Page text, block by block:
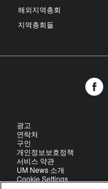
해외지역총회
지역총회들
광고
연락처
구인
개인정보보호정책
서비스 약관
UM News 소개
Cookie Settings